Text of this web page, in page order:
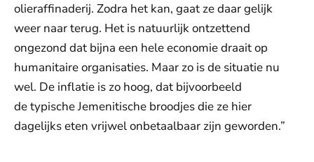
olieraffinaderij. Zodra het kan, gaat ze daar gelijk
weer naar terug. Het is natuurlijk ontzettend
ongezond dat bijna een hele economie draait op
humanitaire organisaties. Maar zo is de situatie nu
wel. De inflatie is zo hoog, dat bijvoorbeeld
de typische Jemenitische broodjes die ze hier
dagelijks eten vrijwel onbetaalbaar zijn geworden.”